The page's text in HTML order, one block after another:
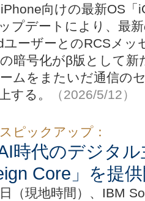
向けの最新OS「
プデートにより、最
ユーザーとのRCSメッ
暗号化がβ版として新
ムをまたいだ通信の
する。
（2026/5/12）
ピックアップ：
時代のデジタ
Core」を提
（現地時間）、IBM